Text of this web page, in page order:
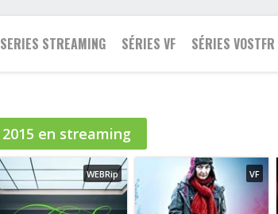
Action
Animation
Aventure
Biopic
Guerre
Historique
Policier
SERIES STREAMING
2021
2020
2019
2018
Animation
Aventure
Biopic
SÉRIES VF SÉRIES VOSTFR
2015 en streaming
WEBRip VF